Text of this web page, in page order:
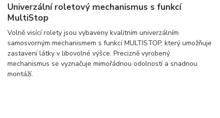
Univerzální roletový mechanismus s funkcí
MultiStop
Volně visící rolety jsou vybaveny kvalitním univerzálním
samosvorným mechanismem s funkcí MULTISTOP, který umožňuje
zastavení látky v libovolné výšce. Precizně vyrobený
mechanismus se vyznačuje mimořádnou odolností a snadnou
montáží.